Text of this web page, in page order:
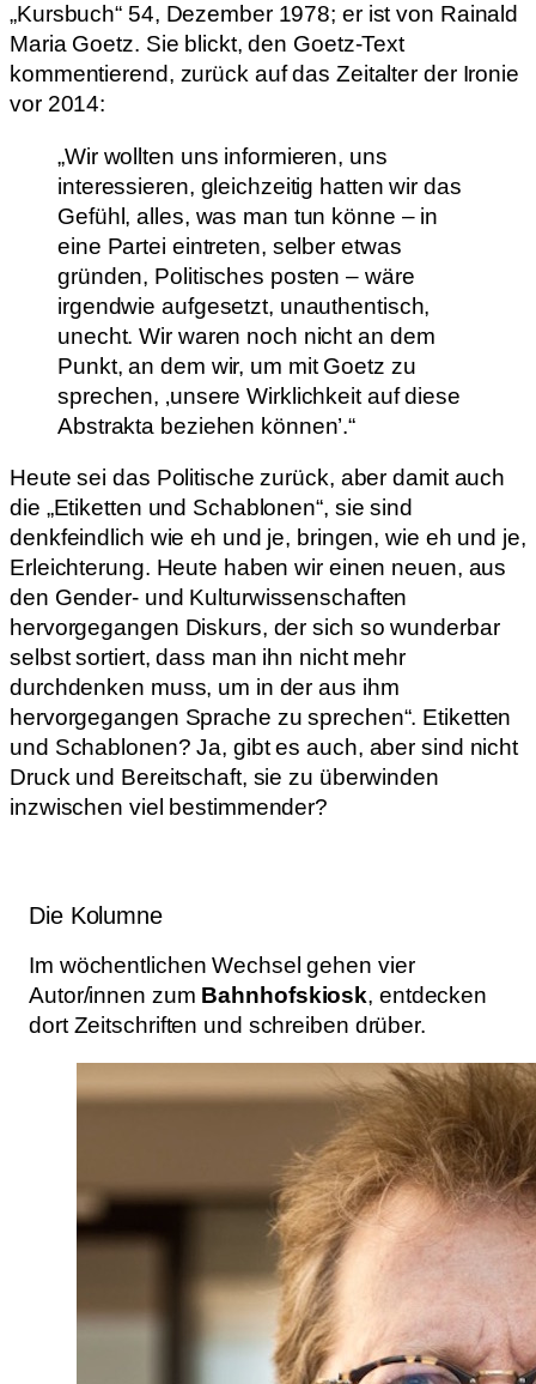
„Kursbuch“ 54, Dezember 1978; er ist von Rainald
Maria Goetz. Sie blickt, den Goetz-Text
kommentierend, zurück auf das Zeitalter der Ironie
vor 2014:
„Wir wollten uns informieren, uns
interessieren, gleichzeitig hatten wir das
Gefühl, alles, was man tun könne – in
eine Partei eintreten, selber etwas
gründen, Politisches posten – wäre
irgendwie aufgesetzt, unauthentisch,
unecht. Wir waren noch nicht an dem
Punkt, an dem wir, um mit Goetz zu
sprechen, ‚unsere Wirklichkeit auf diese
Abstrakta beziehen können’.“
Heute sei das Politische zurück, aber damit auch
die „Etiketten und Schablonen“, sie sind
denkfeindlich wie eh und je, bringen, wie eh und je,
Erleichterung. Heute haben wir einen neuen, aus
den Gender- und Kulturwissenschaften
hervorgegangen Diskurs, der sich so wunderbar
selbst sortiert, dass man ihn nicht mehr
durchdenken muss, um in der aus ihm
hervorgegangen Sprache zu sprechen“. Etiketten
und Schablonen? Ja, gibt es auch, aber sind nicht
Druck und Bereitschaft, sie zu überwinden
inzwischen viel bestimmender?
Die Kolumne
Im wöchentlichen Wechsel gehen vier
Autor/innen zum Bahnhofskiosk, entdecken
dort Zeitschriften und schreiben drüber.